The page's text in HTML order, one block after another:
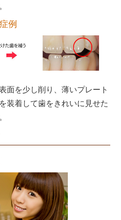
例
面を少し削り、薄いプレート
装着して歯をきれいに見せた